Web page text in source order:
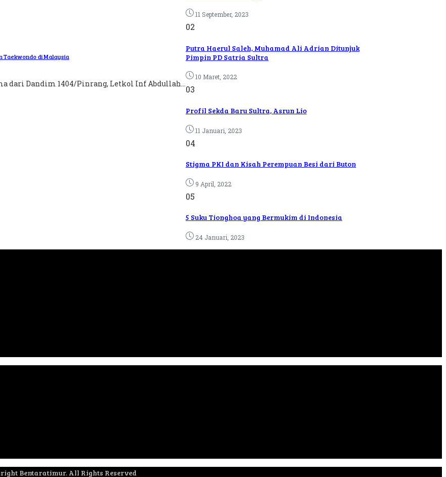
Taekwondo di Malaysia
dari Dandim 1404/Pinrang, Letkol Inf Abdullah...
11 September, 2023
02
Putra Haerul Saleh, Muhamad Ali Adrian Ditunjuk
Pimpin PD Satria Sultra
10 Maret, 2022
03
Profil Sekda Baru Sultra, Asrun Lio
11 Januari, 2023
04
Stigma PKI dan Kisah Perempuan Besi dari Buton
9 April, 2022
05
5 Suku Tionghoa yang Bermukim di Indonesia
24 Januari, 2023
Bentaratimur. All Rights Reserved